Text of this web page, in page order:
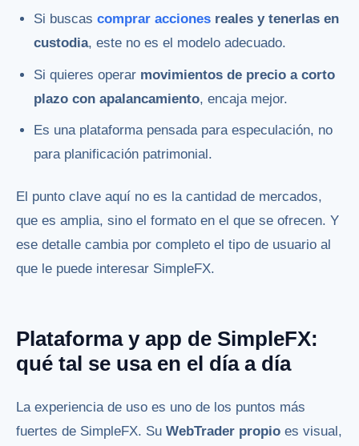
Si buscascomprar acciones reales y tenerlas en
custodia, este no es el modelo adecuado.
Si quieres operar movimientos de precio a corto
plazo con apalancamiento, encaja mejor.
Es una plataforma pensada para especulación, no
para planificación patrimonial.
El punto clave aquí no es la cantidad de mercados,
que es amplia, sino el formato en el que se ofrecen. Y
ese detalle cambia por completo el tipo de usuario al
que le puede interesar SimpleFX.
Plataforma y app de SimpleFX:
qué tal se usa en el día a día
La experiencia de uso es uno de los puntos más
fuertes de SimpleFX. Su WebTrader propio es visual,